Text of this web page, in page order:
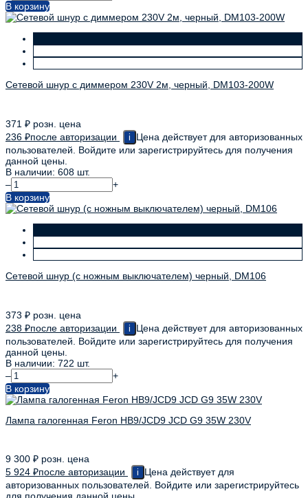
В корзину
Сетевой шнур с диммером 230V 2м, черный, DM103-200W
371 ₽ розн. цена
236 ₽после авторизации i
Цена действует для авторизованных
пользователей. Войдите или зарегистрируйтесь для получения
данной цены.
В наличии: 608 шт.
–
+
В корзину
Сетевой шнур (с ножным выключателем) черный, DM106
373 ₽ розн. цена
238 ₽после авторизации i
Цена действует для авторизованных
пользователей. Войдите или зарегистрируйтесь для получения
данной цены.
В наличии: 722 шт.
–
+
В корзину
Лампа галогенная Feron HB9/JCD9 JCD G9 35W 230V
9 300 ₽ розн. цена
5 924 ₽после авторизации i
Цена действует для
авторизованных пользователей. Войдите или зарегистрируйтесь